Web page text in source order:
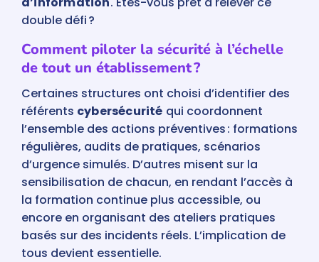
double défi ?
Comment piloter la sécurité à l’échelle
de tout un établissement ?
Certaines structures ont choisi d’identifier des
référents cybersécurité qui coordonnent
l’ensemble des actions préventives : formations
régulières, audits de pratiques, scénarios
d’urgence simulés. D’autres misent sur la
sensibilisation de chacun, en rendant l’accès à
la formation continue plus accessible, ou
encore en organisant des ateliers pratiques
basés sur des incidents réels. L’implication de
tous devient essentielle.